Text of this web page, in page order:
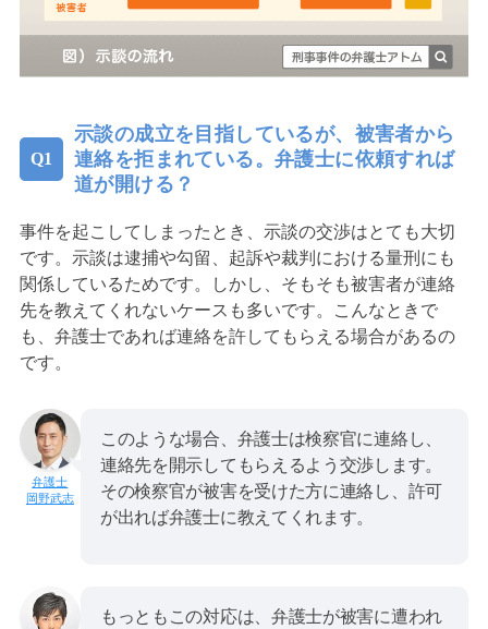
示談の成立を目指しているが、被害者から
連絡を拒まれている。弁護士に依頼すれば
道が開ける？
事件を起こしてしまったとき、示談の交渉はとても大切
です。示談は逮捕や勾留、起訴や裁判における量刑にも
関係しているためです。しかし、そもそも被害者が連絡
先を教えてくれないケースも多いです。こんなときで
も、弁護士であれば連絡を許してもらえる場合があるの
です。
岡野武志
このような場合、弁護士は検察官に連絡し、
連絡先を開示してもらえるよう交渉します。
その検察官が被害を受けた方に連絡し、許可
が出れば弁護士に教えてくれます。
もっともこの対応は、弁護士が被害に遭われ